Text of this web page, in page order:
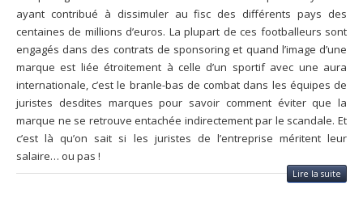
ayant contribué à dissimuler au fisc des différents pays des
centaines de millions d’euros. La plupart de ces footballeurs sont
engagés dans des contrats de sponsoring et quand l’image d’une
marque est liée étroitement à celle d’un sportif avec une aura
internationale, c’est le branle-bas de combat dans les équipes de
juristes desdites marques pour savoir comment éviter que la
marque ne se retrouve entachée indirectement par le scandale. Et
c’est là qu’on sait si les juristes de l’entreprise méritent leur
salaire… ou pas !
Lire la suite